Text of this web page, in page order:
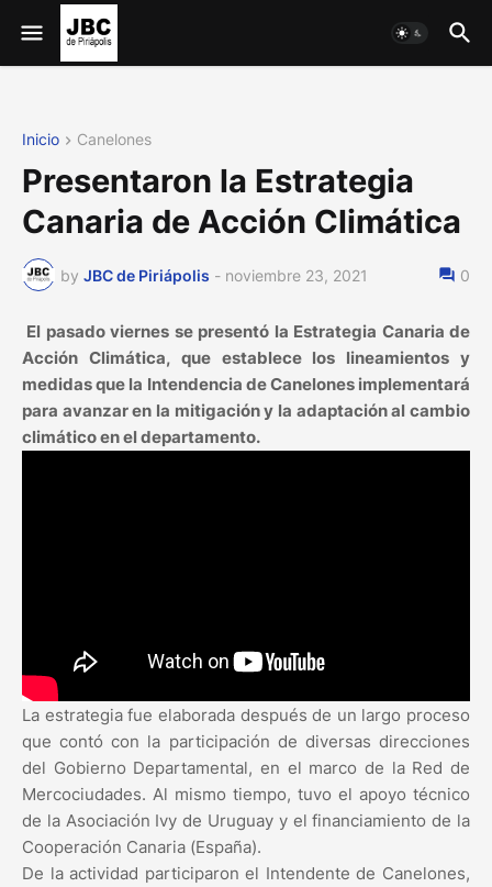
Inicio Canelones
Presentaron la Estrategia
Canaria de Acción Climática
by JBC de Piriápolis - noviembre 23, 2021 0
El pasado viernes se presentó la Estrategia Canaria de
Acción Climática, que establece los lineamientos y
medidas que la Intendencia de Canelones implementará
para avanzar en la mitigación y la adaptación al cambio
climático en el departamento.
La estrategia fue elaborada después de un largo proceso
que contó con la participación de diversas direcciones
del Gobierno Departamental, en el marco de la Red de
Mercociudades. Al mismo tiempo, tuvo el apoyo técnico
de la Asociación Ivy de Uruguay y el financiamiento de la
Cooperación Canaria (España).
De la actividad participaron el Intendente de Canelones,